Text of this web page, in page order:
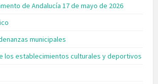
de Andalucía 17 de mayo de 2026
municipales
los establecimientos culturales y deportivos